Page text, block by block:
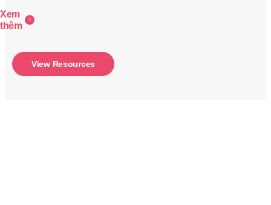
Xem
thêm
View Resources